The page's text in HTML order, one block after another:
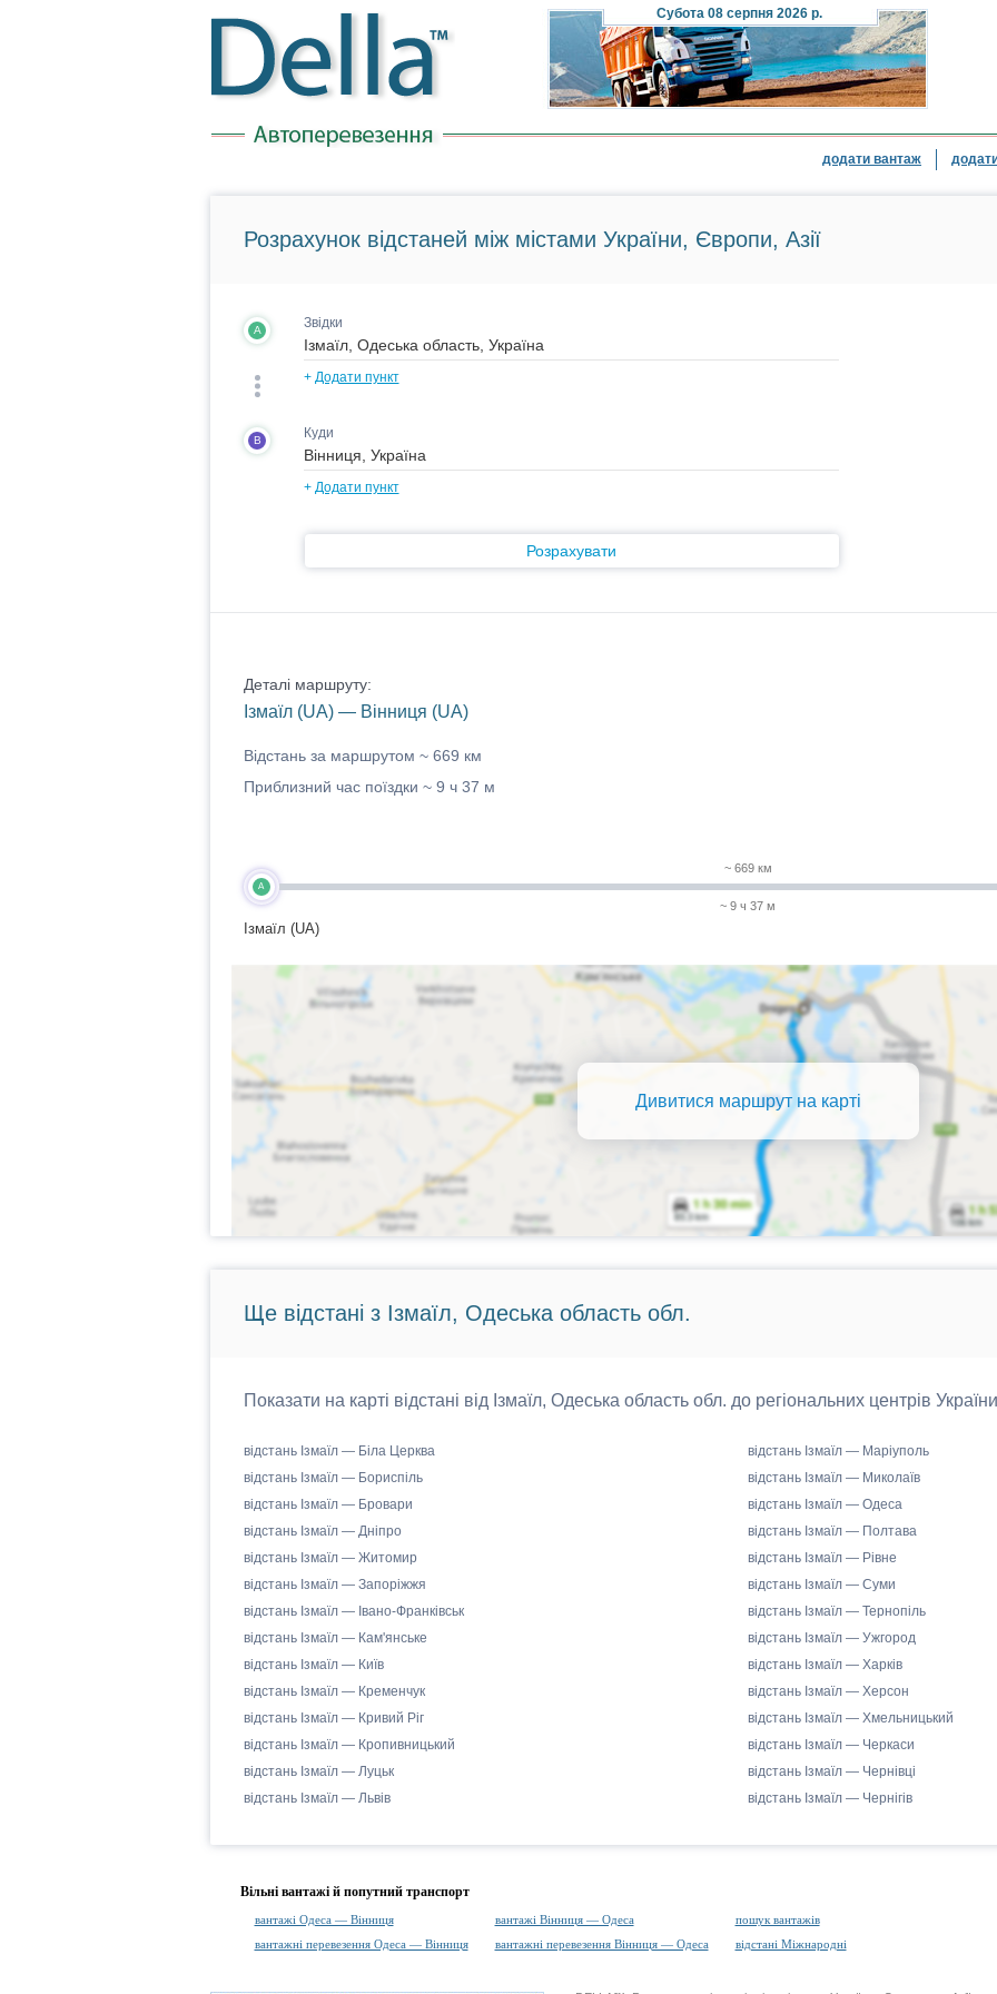
Субота08 серпня 2026 р.
додати вантаж
Розрахунок відстаней між містами України, Європи, Азії
A Звідки
+ Додати пункт
B Куди
+ Додати пункт
Розрахувати
Деталі маршруту:
Ізмаїл (UA) — Вінниця (UA)
Відстань за маршрутом ~ 669 км
Приблизний час поїздки ~ 9 ч 37 м
A
Ізмаїл (UA)
~ 669 км
~ 9 ч 37 м
Дивитися маршрут на карті
Ще відстані з Ізмаїл, Одеська область обл.
Показати на карті відстані від Ізмаїл, Одеська область обл. до регіональних центрів
відстань Ізмаїл — Біла Церква
відстань Ізмаїл — Бориспіль
відстань Ізмаїл — Бровари
відстань Ізмаїл — Дніпро
відстань Ізмаїл — Житомир
відстань Ізмаїл — Запоріжжя
відстань Ізмаїл — Івано-Франківськ
відстань Ізмаїл — Кам'янське
відстань Ізмаїл — Київ
відстань Ізмаїл — Кременчук
відстань Ізмаїл — Кривий Ріг
відстань Ізмаїл — Кропивницький
відстань Ізмаїл — Луцьк
відстань Ізмаїл — Львів
відстань Ізмаїл — Маріуполь
відстань Ізмаїл — Миколаїв
відстань Ізмаїл — Одеса
відстань Ізмаїл — Полтава
відстань Ізмаїл — Рівне
відстань Ізмаїл — Суми
відстань Ізмаїл — Тернопіль
відстань Ізмаїл — Ужгород
відстань Ізмаїл — Харків
відстань Ізмаїл — Херсон
відстань Ізмаїл — Хмельницький
відстань Ізмаїл — Черкаси
відстань Ізмаїл — Чернівці
відстань Ізмаїл — Чернігів
Вільні вантажі й попутний транспорт
вантажі Одеса — Вінниця вантажі Вінниця — Одеса
пошук вантажів
вантажні перевезення Одеса — Вінниця
вантажні перевезення Вінниця — Одеса відстані Міжнародні